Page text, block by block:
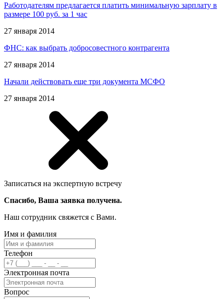
Работодателям предлагается платить минимальную зарплату в
размере 100 руб. за 1 час
27 января 2014
ФНС: как выбрать добросовестного контрагента
27 января 2014
Начали действовать еще три документа МСФО
27 января 2014
Записаться на экспертную встречу
Спасибо, Ваша заявка получена.
Наш сотрудник свяжется с Вами.
Имя и фамилия
Телефон
Электронная почта
Вопрос